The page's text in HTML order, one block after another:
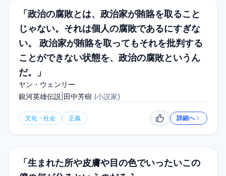
「政治の腐敗とは、政治家が賄賂を取ること
じゃない。それは個人の腐敗であるにすぎな
い。 政治家が賄賂を取ってもそれを批判する
ことができない状態を、政治の腐敗というん
だ。」
ヤン・ウェンリー
銀河英雄伝説 田中芳樹 (小説家)
文化・社会 正義 いいね詳細へ
「生まれた所や皮膚や目の色でいったいこの